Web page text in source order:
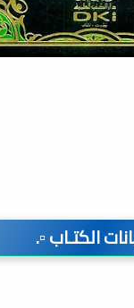
الكتـاب ▫️.